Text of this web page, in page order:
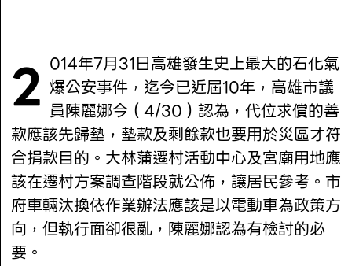
2014年7月31日高雄發生史上最大的石化氣 爆公安事件，迄今已近屆10年，高雄市議
員陳麗娜今（4/30）認為，代位求償的善
款應該先歸墊，墊款及剩餘款也要用於災區才符
合捐款目的。大林蒲遷村活動中心及宮廟用地應
該在遷村方案調查階段就公佈，讓居民參考。市
府車輛汰換依作業辦法應該是以電動車為政策方
向，但執行面卻很亂，陳麗娜認為有檢討的必
要。